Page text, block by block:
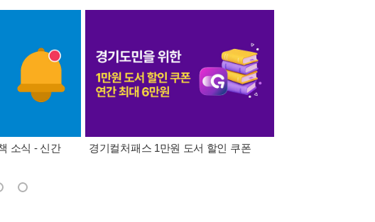
소식 - 신간
경기컬처패스 1만원 도서 할인 쿠폰